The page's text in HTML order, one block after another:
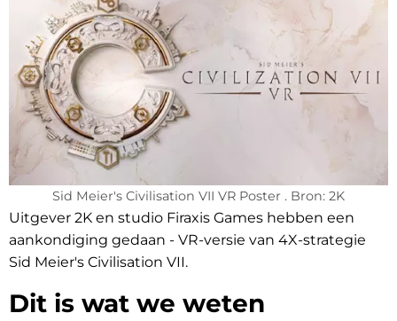
Sid Meier's Civilisation VII VR Poster . Bron: 2K
Uitgever 2K en studio Firaxis Games hebben een
aankondiging gedaan - VR-versie van 4X-strategie
Sid Meier's Civilisation VII.
Dit is wat we weten